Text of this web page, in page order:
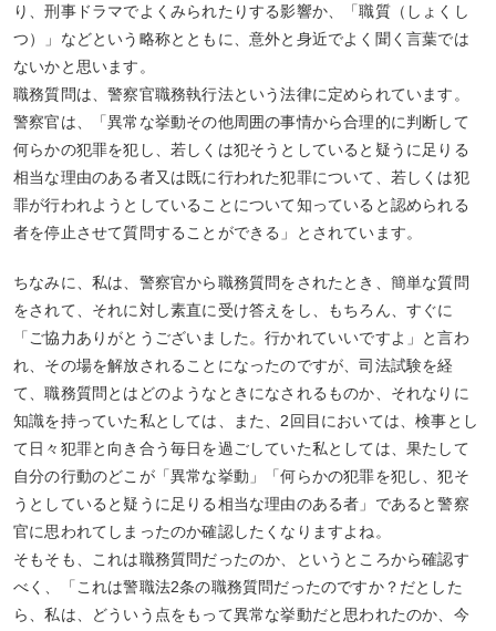
り、刑事ドラマでよくみられたりする影響か、「職質（しょくし
つ）」などという略称とともに、意外と身近でよく聞く言葉では
ないかと思います。
職務質問は、警察官職務執行法という法律に定められています。
警察官は、「異常な挙動その他周囲の事情から合理的に判断して
何らかの犯罪を犯し、若しくは犯そうとしていると疑うに足りる
相当な理由のある者又は既に行われた犯罪について、若しくは犯
罪が行われようとしていることについて知っていると認められる
者を停止させて質問することができる」とされています。
ちなみに、私は、警察官から職務質問をされたとき、簡単な質問
をされて、それに対し素直に受け答えをし、もちろん、すぐに
「ご協力ありがとうございました。行かれていいですよ」と言わ
れ、その場を解放されることになったのですが、司法試験を経
て、職務質問とはどのようなときになされるものか、それなりに
知識を持っていた私としては、また、2回目においては、検事とし
て日々犯罪と向き合う毎日を過ごしていた私としては、果たして
自分の行動のどこが「異常な挙動」「何らかの犯罪を犯し、犯そ
うとしていると疑うに足りる相当な理由のある者」であると警察
官に思われてしまったのか確認したくなりますよね。
そもそも、これは職務質問だったのか、というところから確認す
べく、「これは警職法2条の職務質問だったのですか？だとした
ら、私は、どういう点をもって異常な挙動だと思われたのか、今